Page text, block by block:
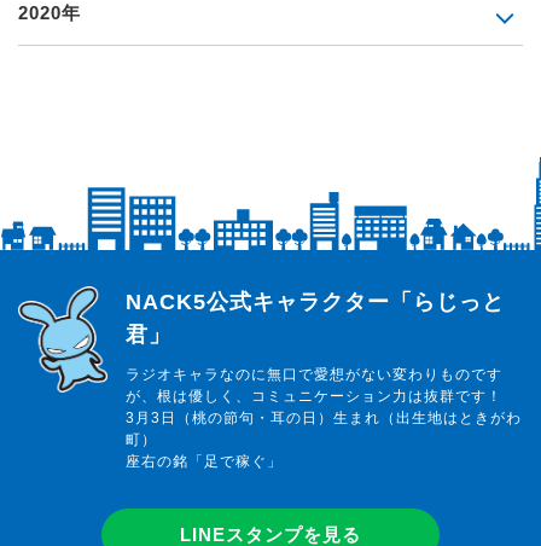
2020年
らじっと君
NACK5公式キャラクター「らじっと
君」
ラジオキャラなのに無口で愛想がない変わりものです
が、根は優しく、コミュニケーション力は抜群です！
3月3日（桃の節句・耳の日）生まれ（出生地はときがわ
町）
座右の銘「足で稼ぐ」
LINEスタンプを見る